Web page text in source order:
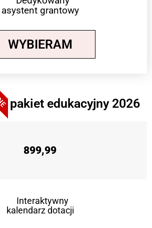
asystent grantowy
WYBIERAM
pakiet edukacyjny 2026
899,99
Interaktywny
kalendarz dotacji